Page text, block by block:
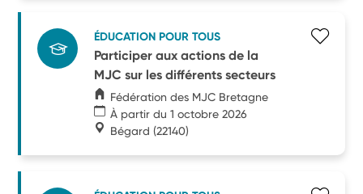
ÉDUCATION POUR TOUS
Participer aux actions de la
MJC sur les différents secteurs
Fédération des MJC Bretagne
À partir du 1 octobre 2026
Bégard (22140)